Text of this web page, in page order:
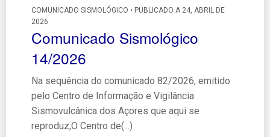
COMUNICADO SISMOLÓGICO • PUBLICADO A 24, ABRIL DE
2026
Comunicado Sismológico
14/2026
Na sequência do comunicado 82/2026, emitido
pelo Centro de Informação e Vigilância
Sismovulcânica dos Açores que aqui se
reproduz,O Centro de(...)